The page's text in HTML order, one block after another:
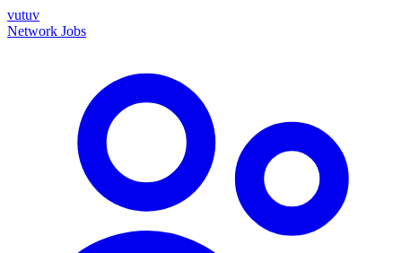
vutuv
Network Jobs